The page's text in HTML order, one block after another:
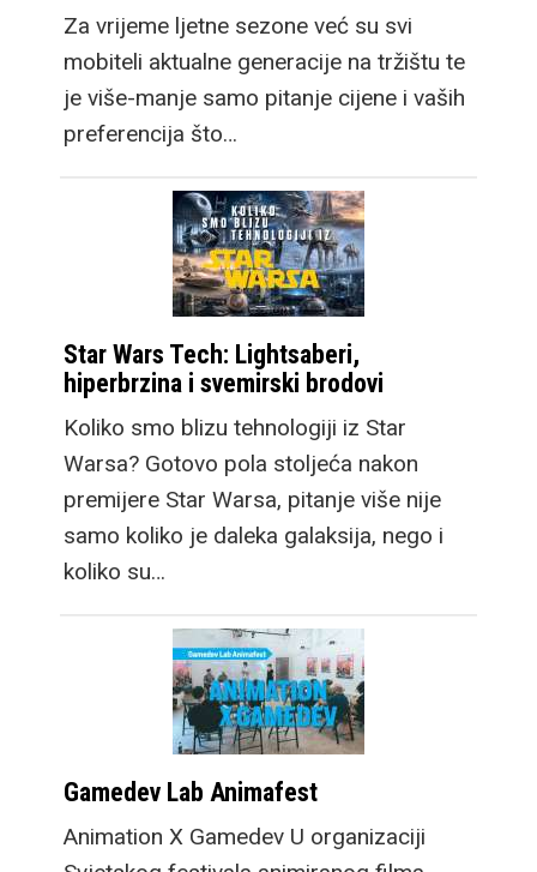
Za vrijeme ljetne sezone već su svi
mobiteli aktualne generacije na tržištu te
je više-manje samo pitanje cijene i vaših
preferencija što…
Star Wars Tech: Lightsaberi,
hiperbrzina i svemirski brodovi
Koliko smo blizu tehnologiji iz Star
Warsa? Gotovo pola stoljeća nakon
premijere Star Warsa, pitanje više nije
samo koliko je daleka galaksija, nego i
koliko su…
Gamedev Lab Animafest
Animation X Gamedev U organizaciji